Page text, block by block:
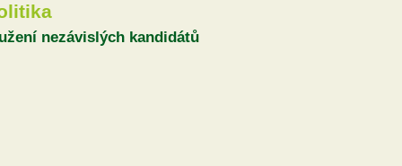
nezávislých kandidátů